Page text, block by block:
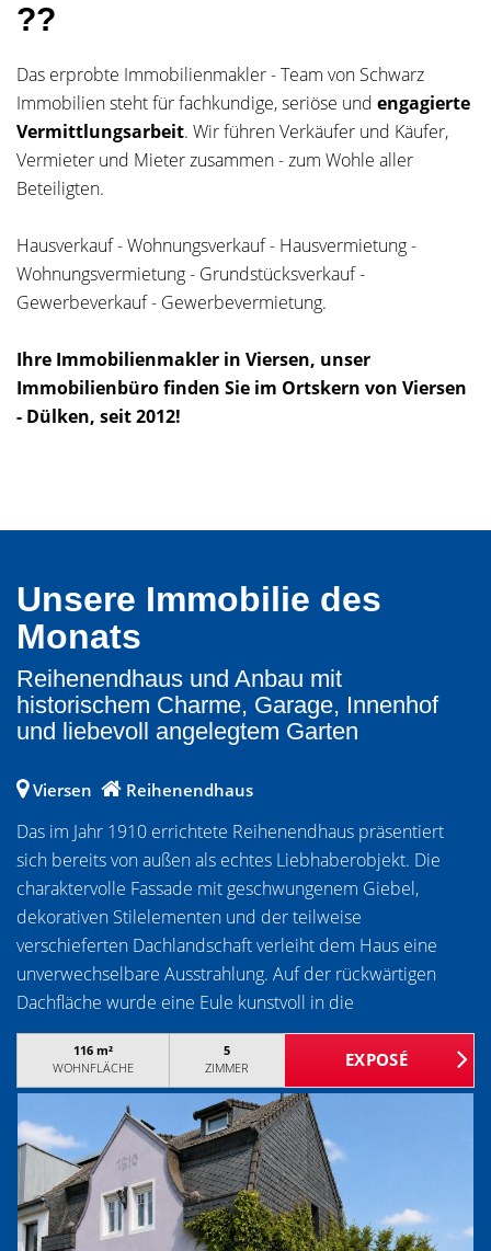
??
Das erprobte Immobilienmakler - Team von Schwarz
Immobilien steht für fachkundige, seriöse und engagierte
Vermittlungsarbeit. Wir führen Verkäufer und Käufer,
Vermieter und Mieter zusammen - zum Wohle aller
Beteiligten.
Hausverkauf - Wohnungsverkauf - Hausvermietung -
Wohnungsvermietung - Grundstücksverkauf -
Gewerbeverkauf - Gewerbevermietung.
Ihre Immobilienmakler in Viersen, unser
Immobilienbüro finden Sie im Ortskern von Viersen
- Dülken, seit 2012!
Unsere Immobilie des
Monats
Reihenendhaus und Anbau mit
historischem Charme, Garage, Innenhof
und liebevoll angelegtem Garten
Viersen Reihenendhaus
Das im Jahr 1910 errichtete Reihenendhaus präsentiert
sich bereits von außen als echtes Liebhaberobjekt. Die
charaktervolle Fassade mit geschwungenem Giebel,
dekorativen Stilelementen und der teilweise
verschieferten Dachlandschaft verleiht dem Haus eine
unverwechselbare Ausstrahlung. Auf der rückwärtigen
Dachfläche wurde eine Eule kunstvoll in die
Schieferdeckung eingearbeitet - ein liebevoller Hinweis
auf die Verbundenheit der bisherigen Eigentümer mit der
Vogelwelt.Auch hinter dem Haus setzt sich der besondere
Charakter fort. Das rund 692 m² große und mehr als 60
Meter lange Grundstück wurde über viele Jahre liebevoll
angelegt und bietet mehrere Terrassen, geschützte
Sitzplätze, Obstbäume und verschiedene Gartenbereiche.
Die Bepflanzung und die Rückzugsorte verleihen dem
116 m²
WOHNFLÄCHE
5
ZIMMER